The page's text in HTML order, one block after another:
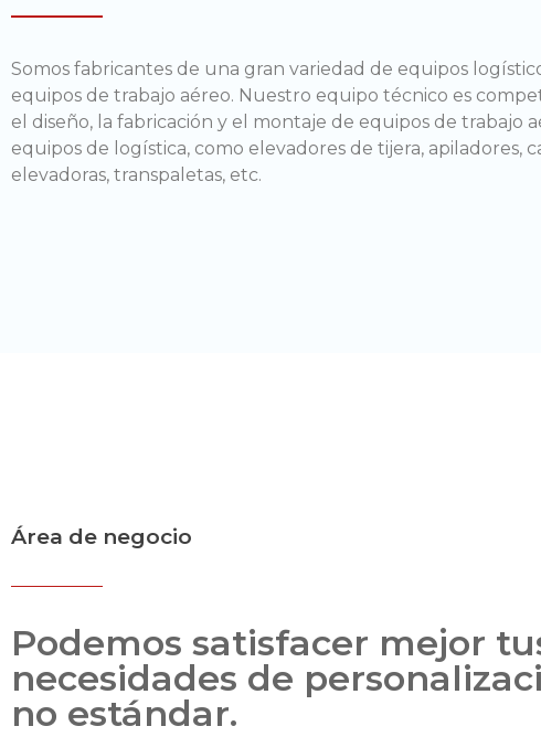
Somos fabricantes de una gran variedad de equipos
equipos de trabajo aéreo. Nuestro equipo técnico es
el diseño, la fabricación y el montaje de equipos de trabajo
equipos de logística, como elevadores de tijera, apiladores,
elevadoras, transpaletas, etc.
Área de negocio
Podemos satisfacer mejor
necesidades de
no estándar.